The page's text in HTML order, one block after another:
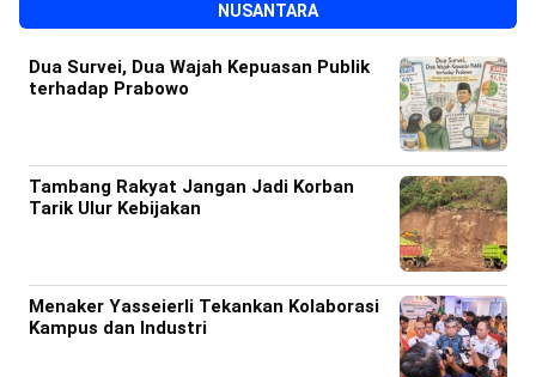
NUSANTARA
Dua Survei, Dua Wajah Kepuasan Publik
terhadap Prabowo
Tambang Rakyat Jangan Jadi Korban
Tarik Ulur Kebijakan
Menaker Yasseierli Tekankan Kolaborasi
Kampus dan Industri